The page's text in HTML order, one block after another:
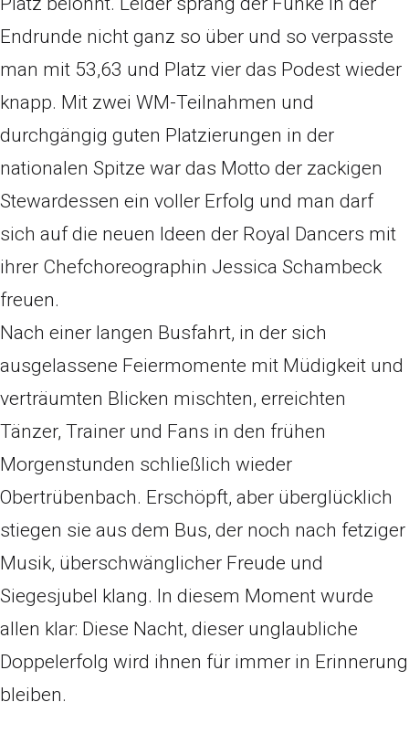
Endrunde nicht ganz so über und so verpasste
man mit 53,63 und Platz vier das Podest wieder
knapp. Mit zwei WM-Teilnahmen und
durchgängig guten Platzierungen in der
nationalen Spitze war das Motto der zackigen
Stewardessen ein voller Erfolg und man darf
sich auf die neuen Ideen der Royal Dancers mit
ihrer Chefchoreographin Jessica Schambeck
freuen.
Nach einer langen Busfahrt, in der sich
ausgelassene Feiermomente mit Müdigkeit und
verträumten Blicken mischten, erreichten
Tänzer, Trainer und Fans in den frühen
Morgenstunden schließlich wieder
Obertrübenbach. Erschöpft, aber überglücklich
stiegen sie aus dem Bus, der noch nach fetziger
Musik, überschwänglicher Freude und
Siegesjubel klang. In diesem Moment wurde
allen klar: Diese Nacht, dieser unglaubliche
Doppelerfolg wird ihnen für immer in Erinnerung
bleiben.